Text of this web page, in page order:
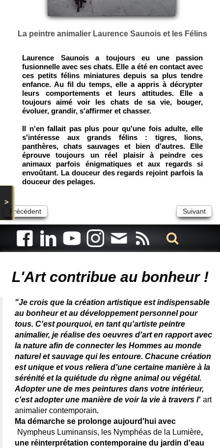
>
La peintre animalier Laurence Saunois et les Félins
Laurence Saunois a toujours eu une passion
fusionnelle avec ses chats. Elle a été en contact avec
ces petits félins miniatures depuis sa plus tendre
enfance. Au fil du temps, elle a appris à décrypter
leurs comportements et leurs attitudes. Elle a
toujours aimé voir les chats de sa vie, bouger,
évoluer, grandir, s'affirmer et chasser.
Il n'en fallait pas plus pour qu'une fois adulte, elle
s'intéresse aux grands félins : tigres, lions,
panthères, chats sauvages et bien d'autres. Elle
éprouve toujours un réel plaisir à peindre ces
animaux parfois énigmatiques et aux regards si
envoûtant. La douceur des regards rejoint parfois la
douceur des pelages.
Précédent Suivant
L'Art contribue au bonheur !
"Je crois que la création artistique est indispensable
au bonheur et au développement personnel pour
tous. C'est pourquoi, en tant qu'artiste peintre
animalier, je réalise des oeuvres d'art en rapport avec
la nature afin de connecter les Hommes au monde
naturel et sauvage qui les entoure. Chacune création
est unique et vous reliera d'une certaine manière à la
sérénité et la quiétude du règne animal ou végétal.
Adopter une de mes peintures dans votre intérieur,
c'est adopter une manière de voir la vie à travers l' art
animalier contemporain.
Ma démarche se prolonge aujourd'hui avec
Nympheus Luminansis, les Nymphéas de la Lumière,
une réinterprétation contemporaine du jardin d'eau